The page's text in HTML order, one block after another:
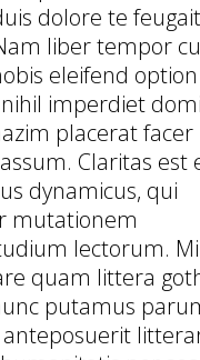
dolore te
liber tempor
eleifend option
imperdiet
placerat facer
Claritas est
dynamicus, qui
mutationem
lectorum.
quam littera
putamus